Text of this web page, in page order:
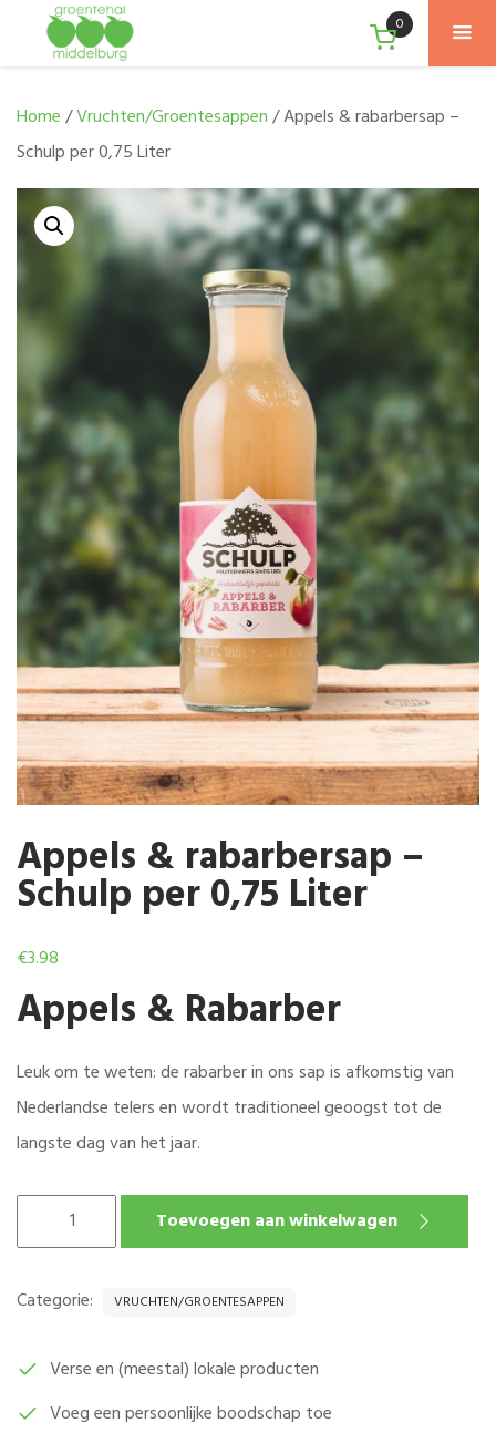
0
Home/Vruchten/Groentesappen/ Appels & rabarbersap –
Schulp per 0,75 Liter
Appels & rabarbersap –
Schulp per 0,75 Liter
€3.98
Appels & Rabarber
Leuk om te weten: de rabarber in ons sap is afkomstig van
Nederlandse telers en wordt traditioneel geoogst tot de
langste dag van het jaar.
SCHULP
0,75
AANTAL
Toevoegen aan winkelwagen
Categorie: VRUCHTEN/GROENTESAPPEN
Verse en (meestal) lokale producten
Voeg een persoonlijke boodschap toe